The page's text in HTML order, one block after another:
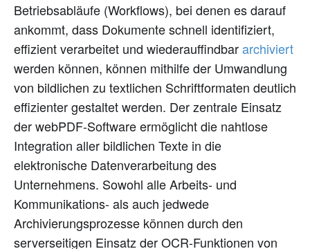
Betriebsabläufe (Workflows), bei denen es darauf
ankommt, dass Dokumente schnell identifiziert,
effizient verarbeitet und wiederauffindbararchiviert
werden können, können mithilfe der Umwandlung
von bildlichen zu textlichen Schriftformaten deutlich
effizienter gestaltet werden. Der zentrale Einsatz
der webPDF-Software ermöglicht die nahtlose
Integration aller bildlichen Texte in die
elektronische Datenverarbeitung des
Unternehmens. Sowohl alle Arbeits- und
Kommunikations- als auch jedwede
Archivierungsprozesse können durch den
serverseitigen Einsatz der OCR-Funktionen von